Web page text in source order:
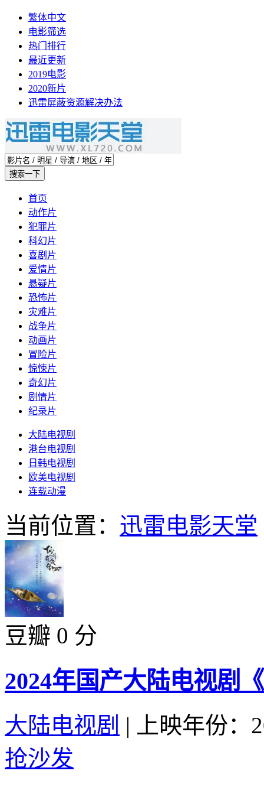
繁体中文
电影筛选
热门排行
最近更新
2019电影
2020新片
迅雷屏蔽资源解决办法
首页
动作片
犯罪片
科幻片
喜剧片
爱情片
悬疑片
恐怖片
灾难片
战争片
动画片
冒险片
惊悚片
奇幻片
剧情片
纪录片
大陆电视剧
港台电视剧
日韩电视剧
欧美电视剧
连载动漫
当前位置： 迅雷电影天堂
豆瓣 0 分
2024年国产大陆电视剧
大陆电视剧 |
上映年份：
抢沙发